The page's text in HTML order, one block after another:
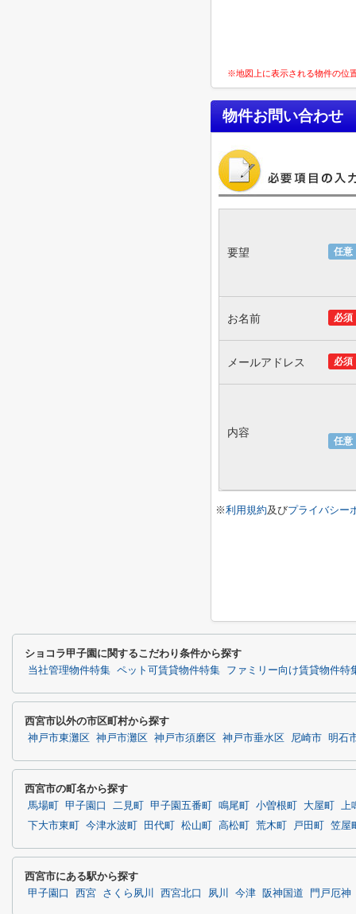
※地図上に表示される物件の位
物件お問い合わせ
任意
要望
必須
お名前
必須
メールアドレス
任意
内容
※利用規約及びプライバシー
ショコラ甲子園に関するこだわり条件から探す
当社管理物件特集 ペット可賃貸物件特集 ファミリー向け賃貸物件特
西宮市以外の市区町村から探す
神戸市東灘区 神戸市灘区 神戸市須磨区 神戸市垂水区 尼崎市 明石
西宮市の町名から探す
馬場町 甲子園口 二見町 甲子園五番町 鳴尾町 小曽根町 大屋町
上
下大市東町
今津水波町 田代町 松山町 高松町 荒木町 戸田町 笠屋
西宮市にある駅から探す
甲子園口 西宮 さくら夙川 西宮北口 夙川 今津 阪神国道 門戸厄神